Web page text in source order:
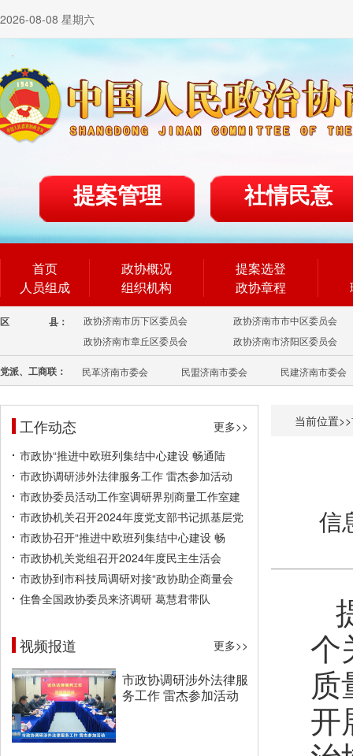
2026-08-08 星期六
提案管理 社情民意
首页
人员组成
政协概况
组织机构
提案选登
政协章程
区 县： 政协济南市历下区委员会
政协济南市市中区委员会
政协济南市章丘区委员会
政协济南市济阳区委员会
党派、工商联： 民革济南市委会 民盟济南市委会 民建济南市委会
工作动态
更多>>
市政协“推进中欧班列集结中心建设 畅通陆
市政协调研涉外法律服务工作 雷杰参加活动
市政协委员活动工作室调研界别商量工作室建
市政协机关召开2024年度党支部书记抓基层党
市政协召开“推进中欧班列集结中心建设 畅
市政协机关党组召开2024年度民主生活会
市政协到市科技局调研对接“政协助企商量会
住鲁全国政协委员来济调研 葛慧君带队
视频报道 更多>>
市政协调研涉外法律服
务工作 雷杰参加活动
当前位置>>
信
个
质
开